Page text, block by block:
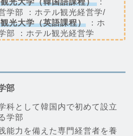
光大学（韓国語課程） ：
学部 ：ホテル観光経営学/
光大学（英語課程） ：ホ
部 ：ホテル観光経営学
部
科として韓国内で初めて設立
学部
能力を備えた専門経営者を養